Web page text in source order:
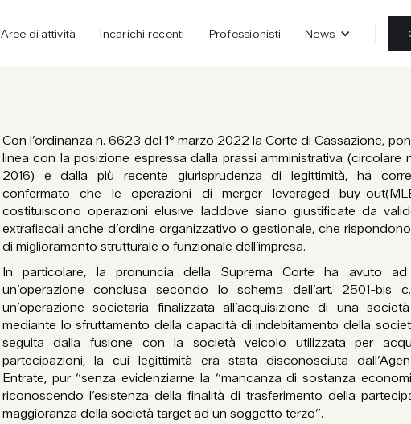
Aree di attività Incarichi recenti Professionisti News
Con l’ordinanza n. 6623 del 1° marzo 2022 la Corte di Cassazione,
linea con la posizione espressa dalla prassi amministrativa (circolare
2016) e dalla più recente giurisprudenza di legittimità, ha
confermato che le operazioni di merger leveraged buy-
costituiscono operazioni elusive laddove siano giustificate da
extrafiscali anche d’ordine organizzativo o gestionale, che
di miglioramento strutturale o funzionale dell’impresa.
In particolare, la pronuncia della Suprema Corte ha avuto
un’operazione conclusa secondo lo schema dell’art. 2501-bis
un’operazione societaria finalizzata all’acquisizione di una
mediante lo sfruttamento della capacità di indebitamento della
seguita dalla fusione con la società veicolo utilizzata per
partecipazioni, la cui legittimità era stata disconosciuta
Entrate, pur “senza evidenziarne la “mancanza di sostanza
riconoscendo l’esistenza della finalità di trasferimento della
maggioranza della società target ad un soggetto terzo”.